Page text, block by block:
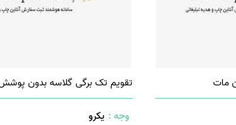
مات تقویم تک برگی گلاسه بدون
وجه : یکرو